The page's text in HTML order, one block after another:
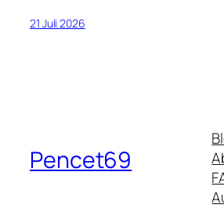
21 Juli 2026
Pencet69